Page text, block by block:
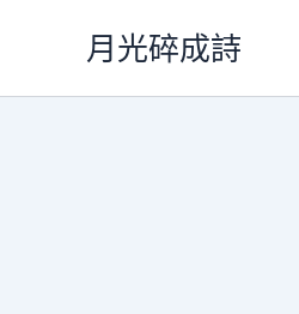
月光碎成詩